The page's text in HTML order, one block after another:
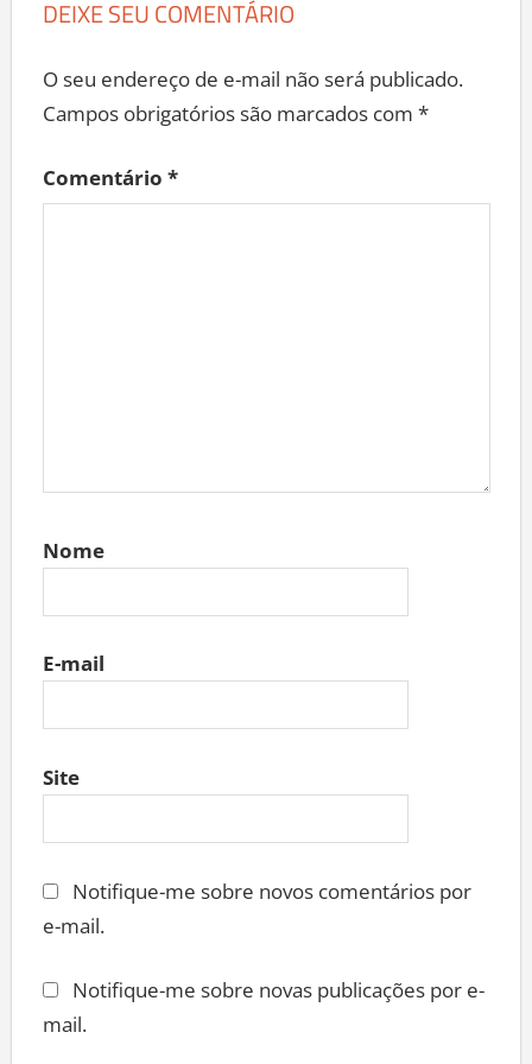
DEIXE SEU COMENTÁRIO
O seu endereço de e-mail não será publicado.
Campos obrigatórios são marcados com *
Comentário *
Nome
E-mail
Site
Notifique-me sobre novos comentários por
e-mail.
Notifique-me sobre novas publicações por e-
mail.